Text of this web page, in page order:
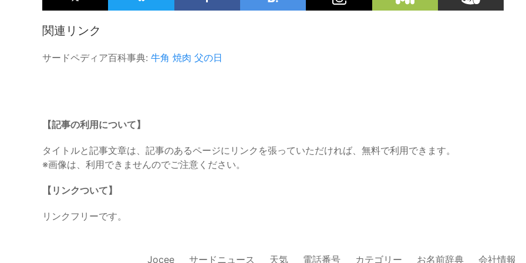
関連リンク
サードペディア百科事典: 牛角 焼肉 父の日
【記事の利用について】
タイトルと記事文章は、記事のあるページにリンクを張っていただければ、無料で利用できます。
※画像は、利用できませんのでご注意ください。
【リンクついて】
リンクフリーです。
Jocee サードニュース 天気 電話番号 カテゴリー お名前辞典 会社情報